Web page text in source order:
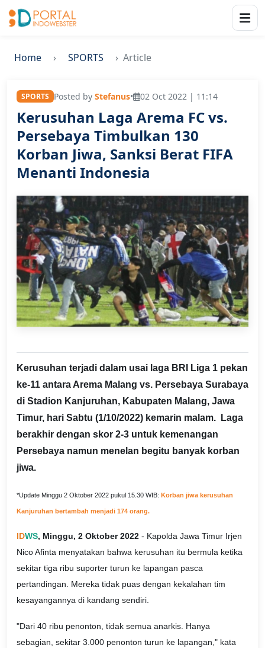
Home SPORTS Article
SPORTS Posted by Stefanus• 02 Oct 2022 | 11:14
Kerusuhan Laga Arema FC vs.
Persebaya Timbulkan 130
Korban Jiwa, Sanksi Berat FIFA
Menanti Indonesia
Kerusuhan terjadi dalam usai laga BRI Liga 1 pekan
ke-11 antara Arema Malang vs. Persebaya Surabaya
di Stadion Kanjuruhan, Kabupaten Malang, Jawa
Timur, hari Sabtu (1/10/2022) kemarin malam. Laga
berakhir dengan skor 2-3 untuk kemenangan
Persebaya namun menelan begitu banyak korban
jiwa.
*Update Minggu 2 Oktober 2022 pukul 15.30 WIB: Korban jiwa kerusuhan
Kanjuruhan bertambah menjadi 174 orang.
IDWS, Minggu, 2 Oktober 2022 - Kapolda Jawa Timur Irjen
Nico Afinta menyatakan bahwa kerusuhan itu bermula ketika
sekitar tiga ribu suporter turun ke lapangan pasca
pertandingan. Mereka tidak puas dengan kekalahan tim
kesayangannya di kandang sendiri.
"Dari 40 ribu penonton, tidak semua anarkis. Hanya
sebagian, sekitar 3.000 penonton turun ke lapangan," kata